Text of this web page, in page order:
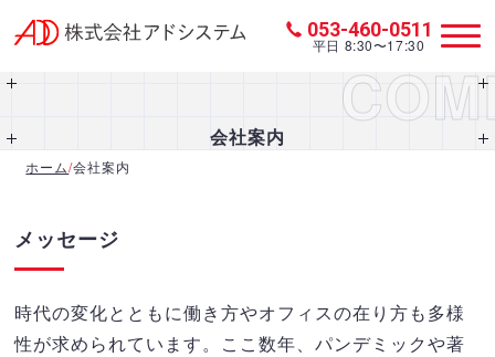
053-460-0511
平日 8:30〜17:30
会社案内
ホーム/会社案内
メッセージ
時代の変化とともに働き方やオフィスの在り方も多様
性が求められています。ここ数年、パンデミックや著